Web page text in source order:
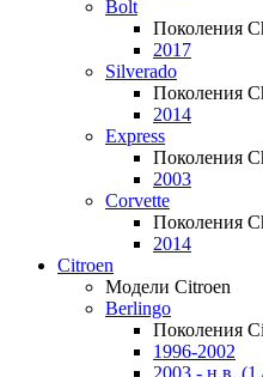
Bolt
Поколения
2017
Silverado
Поколения
2014
Express
Поколения
2003
Corvette
Поколения
2014
Citroen
Модели Citroen
Berlingo
Поколения
1996-2002
2003 - н.в.